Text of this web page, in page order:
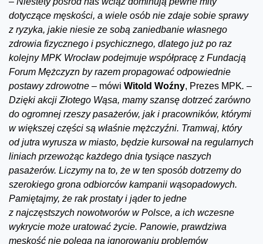
dotyczące męskości, a wiele osób nie zdaje sobie sprawy
z ryzyka, jakie niesie ze sobą zaniedbanie własnego
zdrowia fizycznego i psychicznego, dlatego już po raz
kolejny MPK Wrocław podejmuje współpracę z Fundacją
Forum Mężczyzn by razem propagować odpowiednie
postawy zdrowotne – mówi Witold Woźny, Prezes MPK. –
Dzięki akcji Złotego Wąsa, mamy szansę dotrzeć zarówno
do ogromnej rzeszy pasażerów, jak i pracowników, którymi
w większej części są właśnie mężczyźni. Tramwaj, który
od jutra wyrusza w miasto, będzie kursował na regularnych
liniach przewożąc każdego dnia tysiące naszych
pasażerów. Liczymy na to, że w ten sposób dotrzemy do
szerokiego grona odbiorców kampanii wąsopadowych.
Pamiętajmy, że rak prostaty i jąder to jedne
z najczęstszych nowotworów w Polsce, a ich wczesne
wykrycie może uratować życie. Panowie, prawdziwa
męskość nie polega na ignorowaniu problemów